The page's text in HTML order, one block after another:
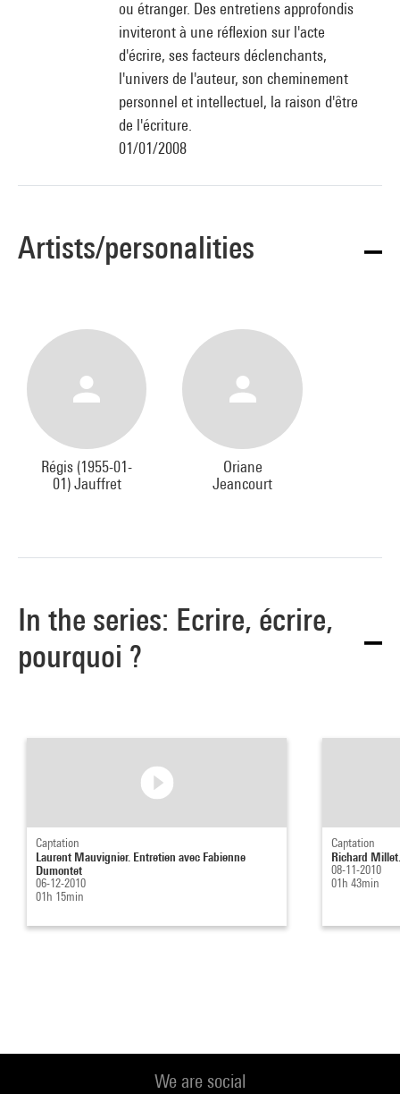
ou étranger. Des entretiens approfondis
inviteront à une réflexion sur l'acte
d'écrire, ses facteurs déclenchants,
l'univers de l'auteur, son cheminement
personnel et intellectuel, la raison d'être
de l'écriture.
01/01/2008
Artists/personalities
Régis (1955-01-
01) Jauffret
Oriane
Jeancourt
In the series: Ecrire, écrire,
pourquoi ?
Captation
Laurent Mauvignier. Entretien avec Fabienne
Dumontet
06-12-2010
01h 15min
Captation
Richard
08-11-2010
01h 43min
We are social